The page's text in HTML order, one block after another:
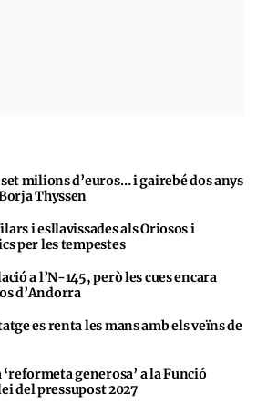
milions d’euros… i gairebé dos anys
Thyssen
i esllavissades als Oriosos i
per les tempestes
a l’N-145, però les cues encara
d’Andorra
es renta les mans amb els veïns de
generosa’ a la Funció
del pressupost 2027